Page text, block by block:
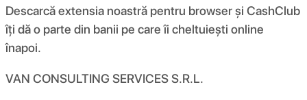
Descarcă extensia noastră pentru browser și CashClub
îți dă o parte din banii pe care îi cheltuiești online
înapoi.
VAN CONSULTING SERVICES S.R.L.